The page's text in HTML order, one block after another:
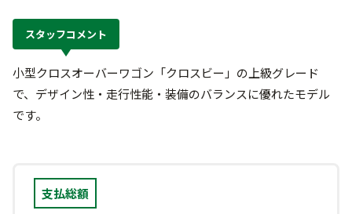
スタッフコメント
小型クロスオーバーワゴン「クロスビー」の上級グレード
で、デザイン性・走行性能・装備のバランスに優れたモデル
です。
支払総額